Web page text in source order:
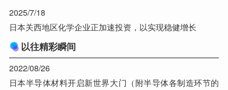
2025/7/18
日本关西地区化学企业正加速投资，以实现稳健增长
以往精彩瞬间
2022/08/26
日本半导体材料开启新世界大门（附半导体各制造环节的